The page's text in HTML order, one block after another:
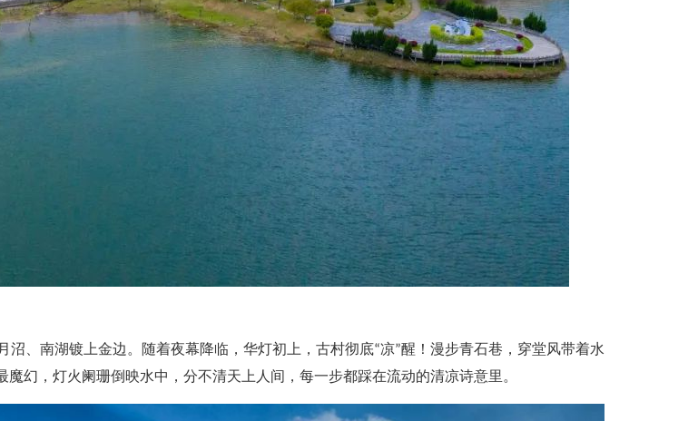
南湖镀上金边。随着夜幕降临，华灯初上，古村彻底“凉”醒！漫步青石巷，穿堂风带着水
幻，灯火阑珊倒映水中，分不清天上人间，每一步都踩在流动的清凉诗意里。